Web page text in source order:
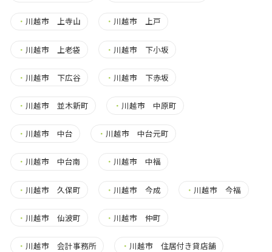
・ 川越市 上寺山 ・ 川越市 上戸
・ 川越市 上老袋 ・ 川越市 下小坂
・ 川越市 下広谷 ・ 川越市 下赤坂
・ 川越市 並木新町 ・ 川越市 中原町
・ 川越市 中台 ・ 川越市 中台元町
・ 川越市 中台南 ・ 川越市 中福
・ 川越市 久保町 ・ 川越市 今成 ・ 川越市 今福
・ 川越市 仙波町 ・ 川越市 仲町
・ 川越市 会計事務所 ・ 川越市 住居付き貸店舗